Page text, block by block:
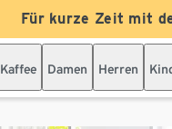
Für kurze Zeit mit
Kaffee Damen Herren